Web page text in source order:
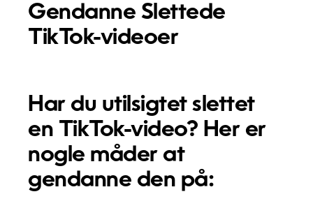
Gendanne Slettede
TikTok-videoer
Har du utilsigtet slettet
en TikTok-video? Her er
nogle måder at
gendanne den på: